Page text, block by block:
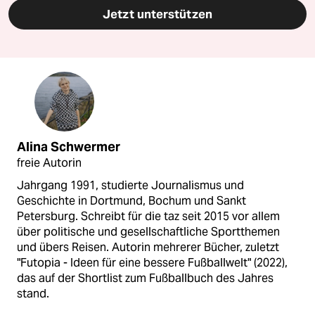
Jetzt unterstützen
Alina Schwermer
freie Autorin
Jahrgang 1991, studierte Journalismus und
Geschichte in Dortmund, Bochum und Sankt
Petersburg. Schreibt für die taz seit 2015 vor allem
über politische und gesellschaftliche Sportthemen
und übers Reisen. Autorin mehrerer Bücher, zuletzt
"Futopia - Ideen für eine bessere Fußballwelt" (2022),
das auf der Shortlist zum Fußballbuch des Jahres
stand.